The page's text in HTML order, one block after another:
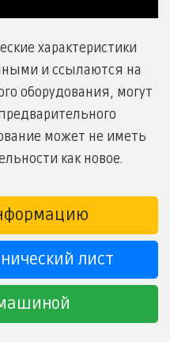
характеристики
и ссылаются на
оборудования, могут
может не иметь
как новое.
лист